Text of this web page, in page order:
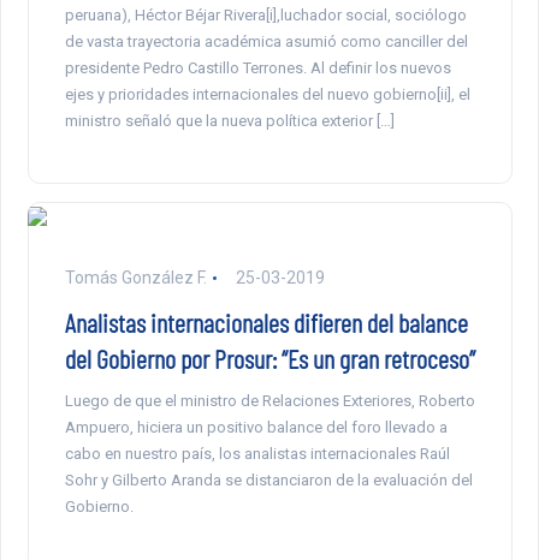
peruana), Héctor Béjar Rivera[i],luchador social, sociólogo
de vasta trayectoria académica asumió como canciller del
presidente Pedro Castillo Terrones. Al definir los nuevos
ejes y prioridades internacionales del nuevo gobierno[ii], el
ministro señaló que la nueva política exterior […]
Tomás González F. 25-03-2019
Analistas internacionales difieren del balance
del Gobierno por Prosur: “Es un gran retroceso”
Luego de que el ministro de Relaciones Exteriores, Roberto
Ampuero, hiciera un positivo balance del foro llevado a
cabo en nuestro país, los analistas internacionales Raúl
Sohr y Gilberto Aranda se distanciaron de la evaluación del
Gobierno.